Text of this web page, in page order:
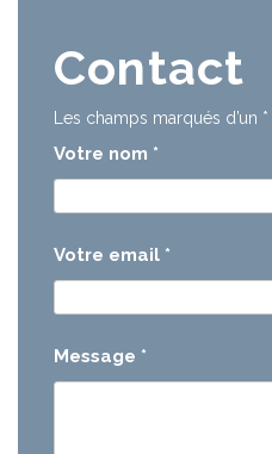
Contact
Les champs marqués d’un *
Votre nom *
Votre email *
Message *